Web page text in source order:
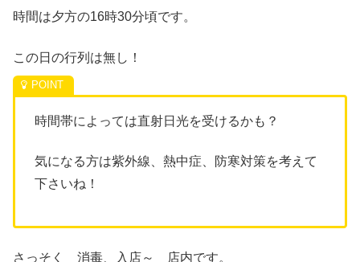
時間は夕方の16時30分頃です。
この日の行列は無し！
時間帯によっては直射日光を受けるかも？
気になる方は紫外線、熱中症、防寒対策を考えて
下さいね！
さっそく 消毒、入店～ 店内です。